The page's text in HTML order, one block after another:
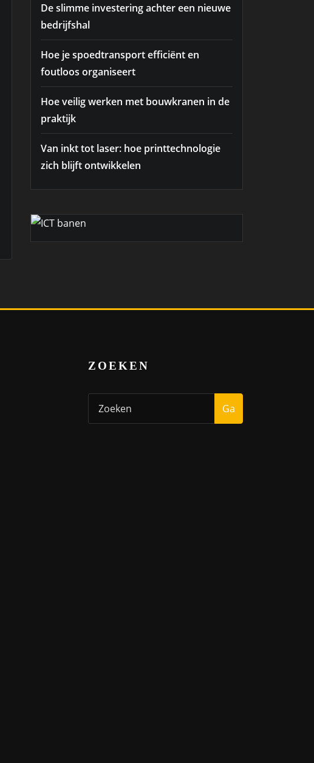
De slimme investering achter een nieuwe
bedrijfshal
Hoe je spoedtransport efficiënt en
foutloos organiseert
Hoe veilig werken met bouwkranen in de
praktijk
Van inkt tot laser: hoe printtechnologie
zich blijft ontwikkelen
ZOEKEN
Ga